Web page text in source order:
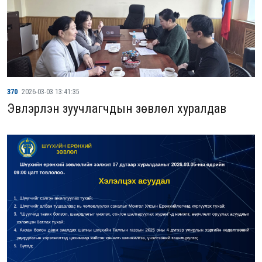
370 2026-03-03 13:41:35
Эвлэрүүлэн зуучлагчдын зөвлөл хуралдав